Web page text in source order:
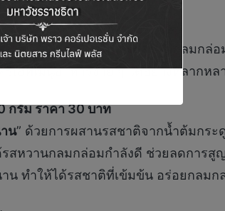
แต่ยังคงความหอมและรสชาติกลมกล่อ
เอทเมนูอาหารง่าย ๆ ได้อย่างหลากหล
กรัม ราคา 30 บาท
น” ด้วยการผสานรสชาติจากน้ำต้มกระ
สหวานกลมกล่อมกำลังดี ช่วยลดการสู
ทำให้ได้รสชาติที่เข้มข้น อร่อยกลมก